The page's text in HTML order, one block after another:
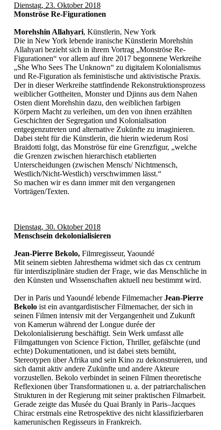
Dienstag, 23. Oktober 2018
Monströse Re-Figurationen
Morehshin Allahyari, Künstlerin, New York
Die in New York lebende iranische Künstlerin Morehshin
Allahyari bezieht sich in ihrem Vortrag „Monströse Re-
Figurationen“ vor allem auf ihre 2017 begonnene Werkreihe
„She Who Sees The Unknown“ zu digitalem Kolonialismus
und Re-Figuration als feministische und aktivistische Praxis.
Der in dieser Werkreihe stattfindende Rekonstruktionsprozess
weiblicher Gottheiten, Monster und Djinns aus dem Nahen
Osten dient Morehshin dazu, den weiblichen farbigen
Körpern Macht zu verleihen, um den von ihnen erzählten
Geschichten der Segregation und Kolonialisation
entgegenzutreten und alternative Zukünfte zu imaginieren.
Dabei steht für die Künstlerin, die hierin wiederum Rosi
Braidotti folgt, das Monströse für eine Grenzfigur, „wel­che
die Grenzen zwischen hierarchisch etablierten
Unterscheidungen (zwischen Mensch/ Nichtmensch,
Westlich/Nicht-Westlich) verschwimmen lässt.“
So machen wir es dann immer mit den vergangenen
Vorträgen/Texten.
Dienstag, 30. Oktober 2018
Menschsein dekolonialisieren
Jean-Pierre Bekolo, Filmregisseur, Yaoundé
Mit seinem siebten Jahresthema widmet sich das cx centrum
für interdisziplinäre studien der Frage, wie das Menschliche in
den Künsten und Wissenschaften aktuell neu bestimmt wird.
Der in Paris und Yaoundé lebende FilmemacherJean-Pierre
Bekolo ist ein avantgardistischer Filmemacher, der sich in
seinen Filmen intensiv mit der Vergangenheit und Zukunft
von Kamerun während der Longue durée der
Dekolonialisierung beschäftigt. Sein Werk umfasst alle
Filmgattungen von Science Fiction, Thriller, gefälschte (und
echte) Dokumentationen, und ist dabei stets bemüht,
Stereotypen über Afrika und sein Kino zu dekonstruieren, und
sich damit aktiv andere Zukünfte und andere Akteure
vorzustellen. Bekolo verbindet in seinen Filmen theoretische
Reflexionen über Transformationen u. a. der patriarchalischen
Strukturen in der Regierung mit seiner praktischen Filmarbeit.
Gerade zeigte das Musée du Quai Branly in Paris–Jacques
Chirac erstmals eine Retrospektive des nicht klassifizierbaren
kamerunischen Regisseurs in Frankreich.